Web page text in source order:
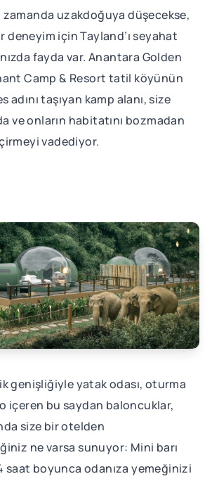
zamanda uzakdoğuya düşecekse,
deneyim için Tayland’ı seyahat
fayda var. Anantara Golden
Camp & Resort tatil köyünün
adını taşıyan kamp alanı, size
ve onların habitatını bozmadan
vadediyor.
genişliğiyle yatak odası, oturma
içeren bu saydan baloncuklar,
size bir otelden
ne varsa sunuyor: Mini barı
saat boyunca odanıza yemeğinizi